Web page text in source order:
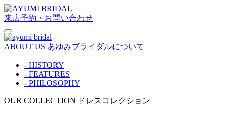
来店予約・お問い合わせ
ABOUT US あゆみブライダルについて
- HISTORY
- FEATURES
- PHILOSOPHY
OUR COLLECTION ドレスコレクション